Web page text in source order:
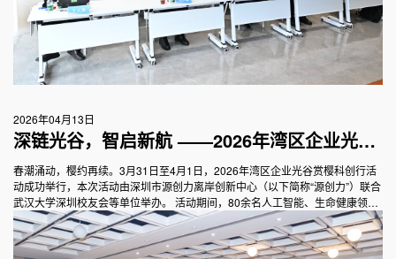
2026年04月13日
深链光谷，智启新航 ——2026年湾区企业光谷
赏樱科创行活动圆满举行
春潮涌动，樱约再续。3月31日至4月1日，2026年湾区企业光谷赏樱科创行活
动成功举行，本次活动由深圳市源创力离岸创新中心（以下简称“源创力”）联合
武汉大学深圳校友会等单位举办。 活动期间，80余名人工智能、生命健康领域
的粤港澳大湾区科技企业家、武汉高校校友企业家代表以及相关领域投资机构
代表齐聚光谷，通过赏樱、主题论坛、项目分享、场景面对面交流、投融资对
接、科技地标探访等环节，深度开展产业对接、资源融通的创新实践。